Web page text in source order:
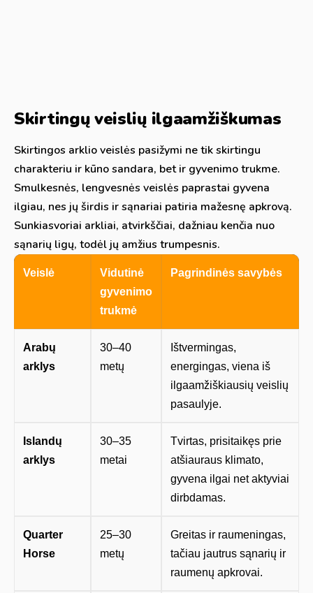
Skirtingų veislių ilgaamžiškumas
Skirtingos arklio veislės pasižymi ne tik skirtingu
charakteriu ir kūno sandara, bet ir gyvenimo trukme.
Smulkesnės, lengvesnės veislės paprastai gyvena
ilgiau, nes jų širdis ir sąnariai patiria mažesnę apkrovą.
Sunkiasvoriai arkliai, atvirkščiai, dažniau kenčia nuo
sąnarių ligų, todėl jų amžius trumpesnis.
Veislė
Vidutinė
gyvenimo
trukmė
Pagrindinės savybės
Arabų
arklys
30–40
metų
Ištvermingas,
energingas, viena iš
ilgaamžiškiausių veislių
pasaulyje.
Islandų
arklys
30–35
metai
Tvirtas, prisitaikęs prie
atšiauraus klimato,
gyvena ilgai net aktyviai
dirbdamas.
Quarter
Horse
25–30
metų
Greitas ir raumeningas,
tačiau jautrus sąnarių ir
raumenų apkrovai.